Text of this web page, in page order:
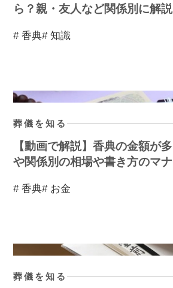
ら？親・友人など関係別に解説
# 香典# 知識
葬儀を知る
【動画で解説】香典の金額が
や関係別の相場や書き方のマ
# 香典# お金
葬儀を知る